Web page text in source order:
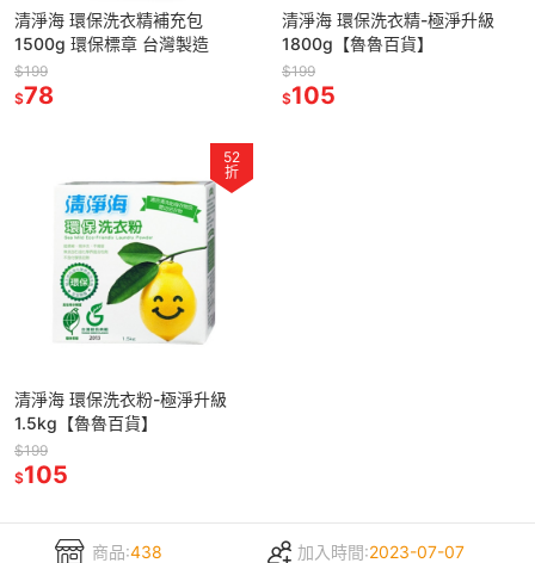
清淨海 環保洗衣精補充包
1500g 環保標章 台灣製造
$199
$78
清淨海 環保洗衣精-極淨升級
1800g【魯魯百貨】
$199
$105
52
折
清淨海 環保洗衣粉-極淨升級
1.5kg【魯魯百貨】
$199
$105
商品:438 加入時間:2023-07-07